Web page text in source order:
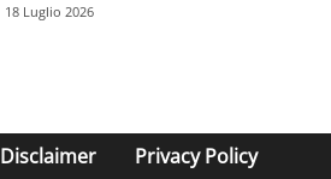
18 Luglio 2026
Disclaimer Privacy Policy